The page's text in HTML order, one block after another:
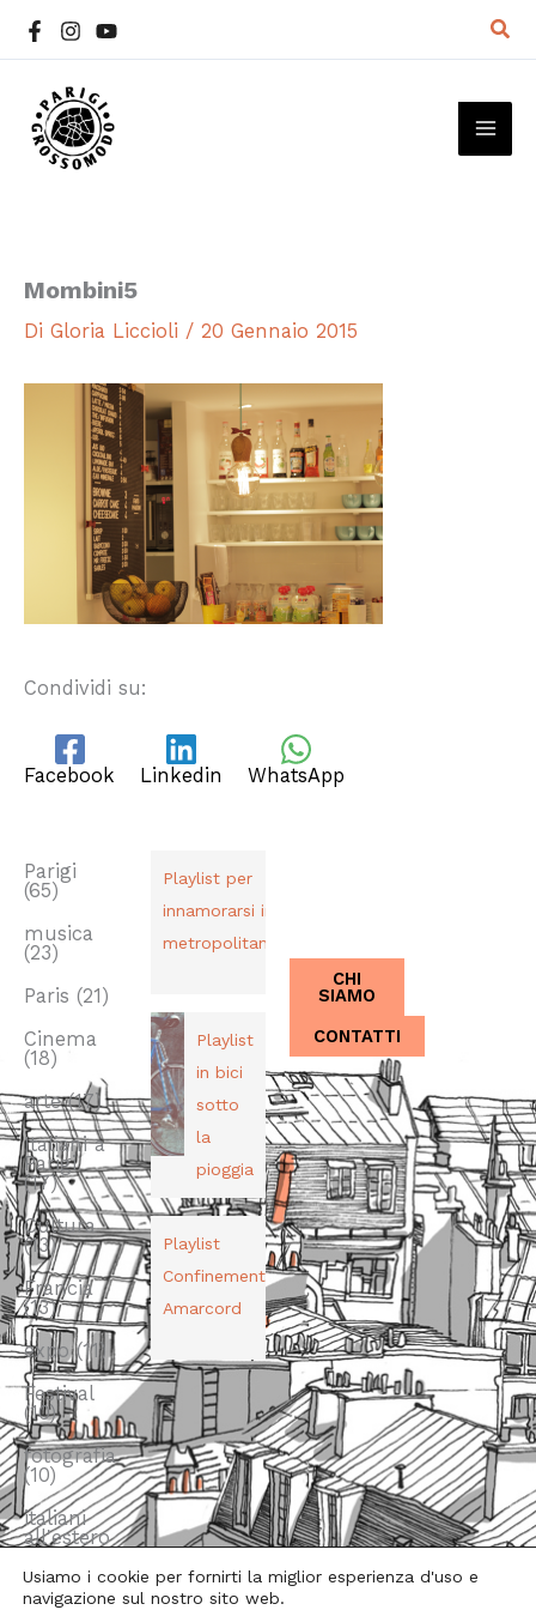
Mombini5
Di Gloria Liccioli / 20 Gennaio 2015
Condividi su:
Facebook Linkedin WhatsApp
CHI
SIAMO
CONTATTI
Playlist per
innamorarsi in
metropolitana
Playlist
in bici
sotto
la
pioggia
Playlist
Confinement
Amarcord
Parigi
(65)
musica
(23)
Paris(21)
Cinema
(18)
arte(17)
Italiani a
Parigi
(17)
Cultura
(13)
Francia
(13)
expo(11)
Festival
(10)
fotografia
(10)
italiani
all'estero
Usiamo i cookie per fornirti la miglior esperienza d'uso e
navigazione sul nostro sito web.